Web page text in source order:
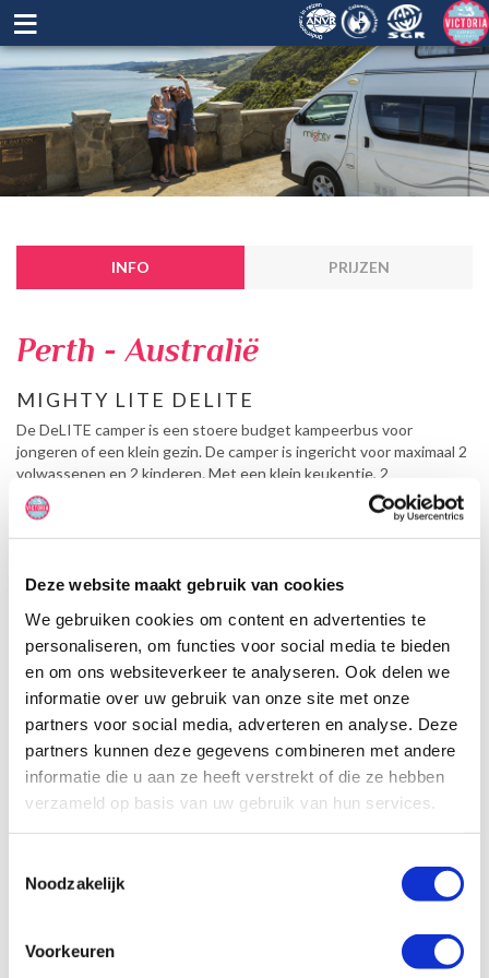
Deze website maakt gebruik van cookies
We gebruiken cookies om content en advertenties te
personaliseren, om functies voor social media te bieden
en om ons websiteverkeer te analyseren. Ook delen we
informatie over uw gebruik van onze site met onze
partners voor social media, adverteren en analyse. Deze
partners kunnen deze gegevens combineren met andere
informatie die u aan ze heeft verstrekt of die ze hebben
verzameld op basis van uw gebruik van hun services.
Noodzakelijk
Voorkeuren
≡
INFO PRIJZEN
Perth - Australië
MIGHTY LITE DELITE
De DeLITE camper is een stoere budget kampeerbus voor
jongeren of een klein gezin. De camper is ingericht voor maximaal 2
volwassenen en 2 kinderen. Met een klein keukentje, 2
tweepersoonsbedden en airconditioning in de bestuurderscabine
is deze camper een ideaal vervoermiddel voor een roadtrip door
Australië.